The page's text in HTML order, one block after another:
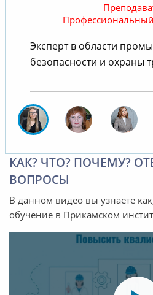
Эксперт в области
безопасности и охраны
КАК? ЧТО? ПОЧЕМУ?
ВОПРОСЫ
В данном видео вы узнаете
обучение в Прикамском